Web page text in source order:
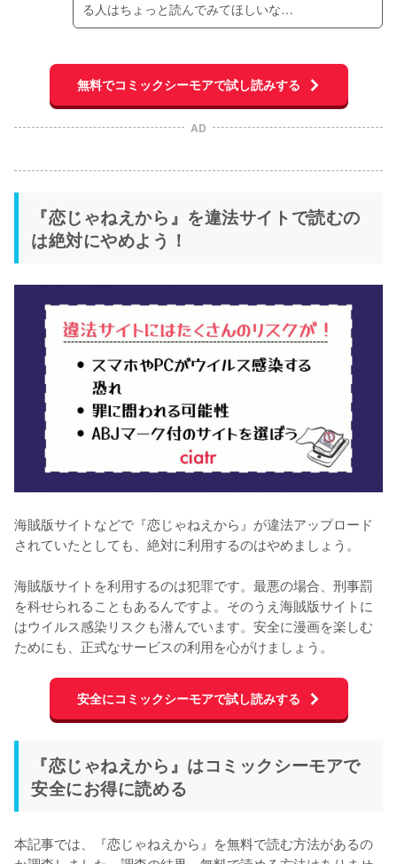
る人はちょっと読んでみてほしいな…
無料でコミックシーモアで試し読みする
AD
『恋じゃねえから』を違法サイトで読むの
は絶対にやめよう！
海賊版サイトなどで『恋じゃねえから』が違法アップロード
されていたとしても、絶対に利用するのはやめましょう。
海賊版サイトを利用するのは犯罪です。最悪の場合、刑事罰
を科せられることもあるんですよ。そのうえ海賊版サイトに
はウイルス感染リスクも潜んでいます。安全に漫画を楽しむ
ためにも、正式なサービスの利用を心がけましょう。
安全にコミックシーモアで試し読みする
『恋じゃねえから』はコミックシーモアで
安全にお得に読める
本記事では、『恋じゃねえから』を無料で読む方法があるの